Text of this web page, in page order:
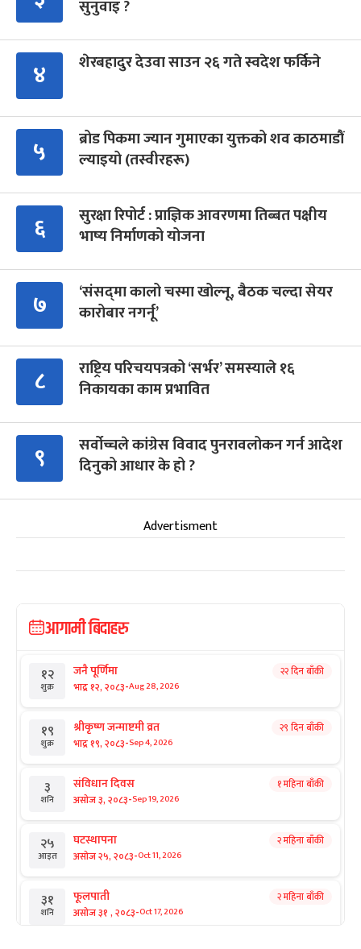
सुनुवाइ ?
४ शेरबहादुर देउवा साउन २६ गते स्वदेश फर्किने
५
ब्रोड पिकमा ज्यान गुमाएका युक्तको शव काठमाडौं
ल्याइयो (तस्वीरहरू)
६
सुरक्षा रिपोर्ट : प्राज्ञिक आवरणमा तिब्बत पक्षीय
भाष्य निर्माणको योजना
७
‘संसद्‍मा कालो चस्मा खोल्नू, बैठक चल्दा सेयर
कारोबार नगर्नू’
८
राष्ट्रिय परिचयपत्रको ‘सर्भर’ समस्याले १६
निकायका काम प्रभावित
९
सर्वोच्चले कांग्रेस विवाद पुनरावलोकन गर्न आदेश
दिनुको आधार के हो ?
Advertisment
आगामी बिदाहरु
१२
शुक्र
जनै पूर्णिमा
भाद्र १२, २०८३-Aug 28, 2026
२२ दिन बाँकी
१९
शुक्र
श्रीकृष्ण जन्माष्टमी व्रत
भाद्र १९, २०८३-Sep 4, 2026
२९ दिन बाँकी
३
शनि
संविधान दिवस
असोज ३, २०८३-Sep 19, 2026
१ महिना बाँकी
२५
आइत
घटस्थापना
असोज २५, २०८३-Oct 11, 2026
२ महिना बाँकी
३१
शनि
फूलपाती
असोज ३१ , २०८३-Oct 17, 2026
२ महिना बाँकी